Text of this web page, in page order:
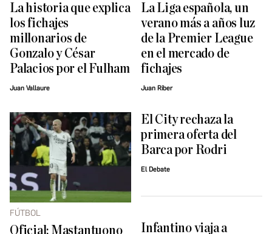
La historia que explica
los fichajes
millonarios de
Gonzalo y César
Palacios por el Fulham
Juan Vallaure
La Liga española, un
verano más a años luz
de la Premier League
en el mercado de
fichajes
Juan Riber
FÚTBOL
Oficial: Mastantuono
El City rechaza la
primera oferta del
Barca por Rodri
El Debate
Infantino viaja a